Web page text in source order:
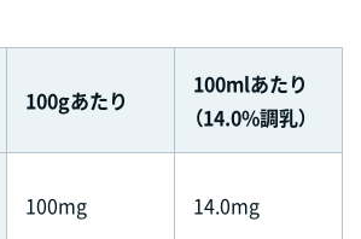
100gあたり
100mlあたり
（14.0%調乳）
100mg 14.0mg